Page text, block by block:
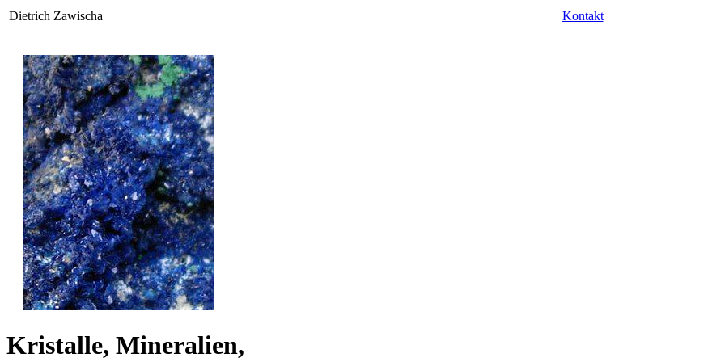
Dietrich Zawischa Kontakt
Kristalle, Mineralien,